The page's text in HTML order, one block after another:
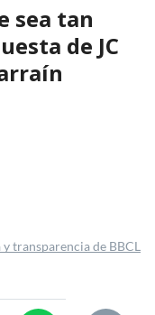
sea tan
de JC
y transparencia de BBCL